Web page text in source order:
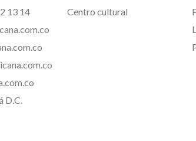
13 14
D.C.
Centro cultural